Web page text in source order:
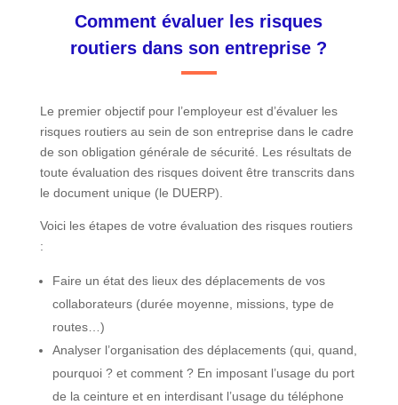
Comment évaluer les risques
routiers dans son entreprise ?
Le premier objectif pour l’employeur est d’évaluer les
risques routiers au sein de son entreprise dans le cadre
de son obligation générale de sécurité. Les résultats de
toute évaluation des risques doivent être transcrits dans
le document unique (le DUERP).
Voici les étapes de votre évaluation des risques routiers
:
Faire un état des lieux des déplacements de vos
collaborateurs (durée moyenne, missions, type de
routes…)
Analyser l’organisation des déplacements (qui, quand,
pourquoi ? et comment ? En imposant l’usage du port
de la ceinture et en interdisant l’usage du téléphone